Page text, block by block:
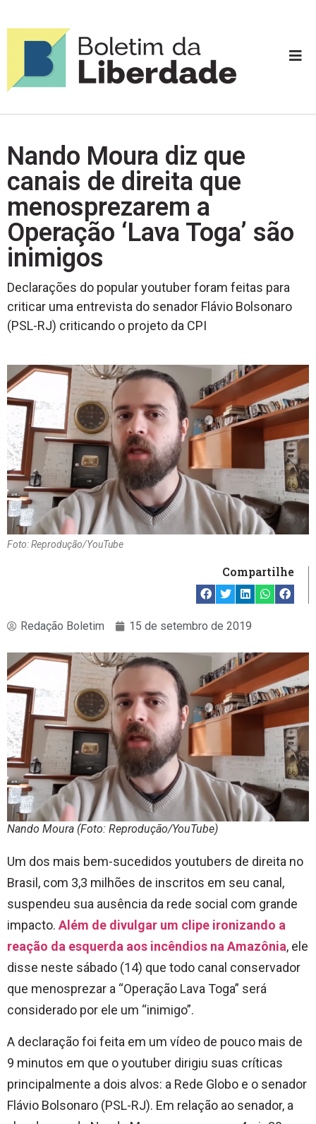
Nando Moura diz que
canais de direita que
menosprezarem a
Operação ‘Lava Toga’ são
inimigos
Declarações do popular youtuber foram feitas para
criticar uma entrevista do senador Flávio Bolsonaro
(PSL-RJ) criticando o projeto da CPI
Foto: Reprodução/YouTube
Compartilhe
Redação Boletim 15 de setembro de 2019
Nando Moura (Foto: Reprodução/YouTube)
Um dos mais bem-sucedidos youtubers de direita no
Brasil, com 3,3 milhões de inscritos em seu canal,
suspendeu sua ausência da rede social com grande
impacto. Além de divulgar um clipe ironizando a
reação da esquerda aos incêndios na Amazônia, ele
disse neste sábado (14) que todo canal conservador
que menosprezar a “Operação Lava Toga” será
considerado por ele um “inimigo”.
A declaração foi feita em um vídeo de pouco mais de
9 minutos em que o youtuber dirigiu suas críticas
principalmente a dois alvos: a Rede Globo e o senador
Flávio Bolsonaro (PSL-RJ). Em relação ao senador, a